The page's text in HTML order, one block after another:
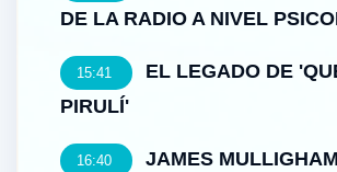
DE LA RADIO A NIVEL
15:41
EL LEGADO DE
PIRULÍ'
16:40
JAMES